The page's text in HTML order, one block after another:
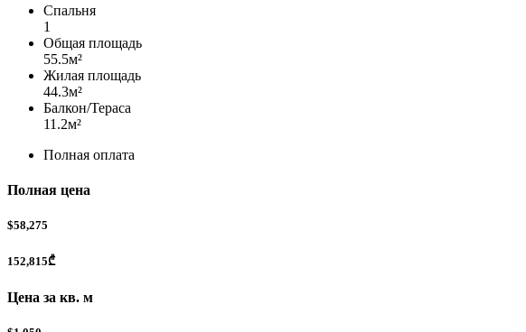
Спальня
1
Общая площадь
55.5м²
Жилая площадь
44.3м²
Балкон/Тераса
11.2м²
Полная оплата
Полная цена
$58,275
152,815₾
Цена за кв. м